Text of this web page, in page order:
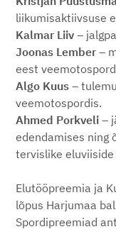
liikumisaktiivsuse
Kalmar Liiv –
Joonas Lember –
eest
Algo Kuus –
veemotospordis.
Ahmed Porkveli –
edendamises ning
tervislike
Elutööpreemia ja
lõpus Harjumaa
Spordipreemiad